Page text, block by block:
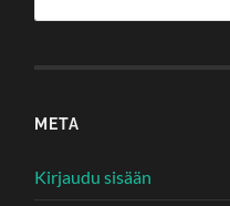
META
Kirjaudu sisään